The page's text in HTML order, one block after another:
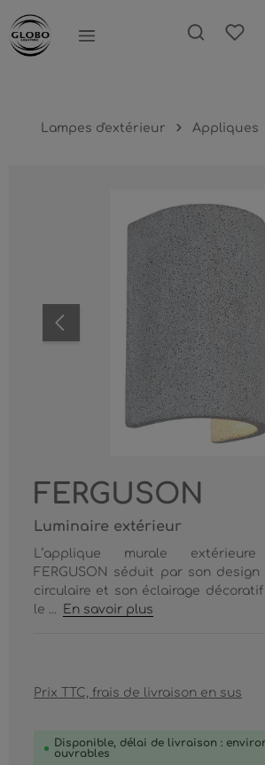
principal
Lampes d'extérieur Appliques
FERGUSON
Luminaire extérieur
L’applique murale extérieure
FERGUSON séduit par son
circulaire et son éclairage
le ...
En savoir plus
Prix TTC, frais de livraison en sus
Disponible, délai de livraison :
ouvrables